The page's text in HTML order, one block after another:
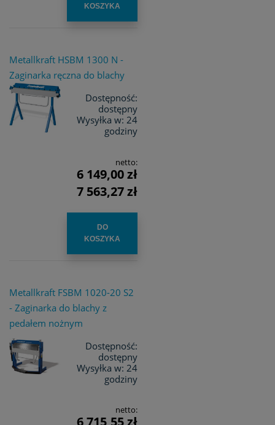
KOSZYKA
Metallkraft HSBM 1300 N -
Zaginarka ręczna do blachy
Dostępność:
dostępny
Wysyłka w: 24
godziny
netto:
6 149,00 zł
7 563,27 zł
DO
KOSZYKA
Metallkraft FSBM 1020-20 S2
- Zaginarka do blachy z
pedałem nożnym
Dostępność:
dostępny
Wysyłka w: 24
godziny
netto: